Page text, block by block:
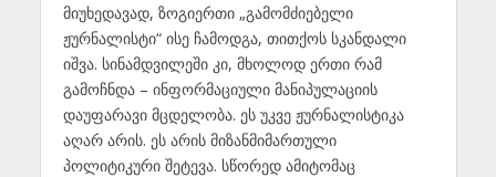
მიუხედავად, ზოგიერთი „გამომძიებელი
ჟურნალისტი“ ისე ჩამოდგა, თითქოს სკანდალი
იშვა. სინამდვილეში კი, მხოლოდ ერთი რამ
გამოჩნდა – ინფორმაციული მანიპულაციის
დაუფარავი მცდელობა. ეს უკვე ჟურნალისტიკა
აღარ არის. ეს არის მიზანმიმართული
პოლიტიკური შეტევა. სწორედ ამიტომაც